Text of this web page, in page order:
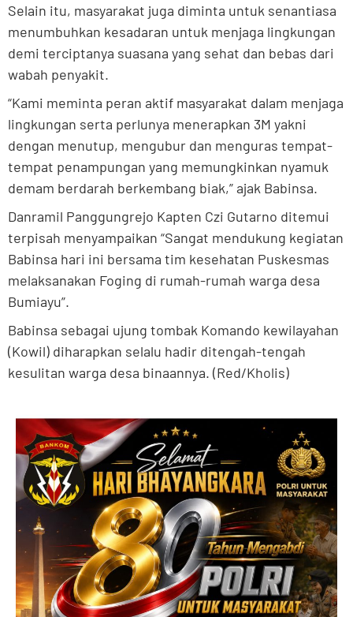
Selain itu, masyarakat juga diminta untuk senantiasa
menumbuhkan kesadaran untuk menjaga lingkungan
demi terciptanya suasana yang sehat dan bebas dari
wabah penyakit.
“Kami meminta peran aktif masyarakat dalam menjaga
lingkungan serta perlunya menerapkan 3M yakni
dengan menutup, mengubur dan menguras tempat-
tempat penampungan yang memungkinkan nyamuk
demam berdarah berkembang biak,” ajak Babinsa.
Danramil Panggungrejo Kapten Czi Gutarno ditemui
terpisah menyampaikan “Sangat mendukung kegiatan
Babinsa hari ini bersama tim kesehatan Puskesmas
melaksanakan Foging di rumah-rumah warga desa
Bumiayu”.
Babinsa sebagai ujung tombak Komando kewilayahan
(Kowil) diharapkan selalu hadir ditengah-tengah
kesulitan warga desa binaannya. (Red/Kholis)